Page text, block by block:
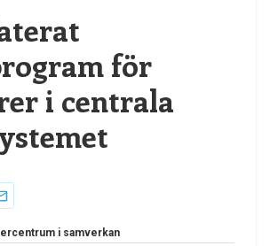
för
i centrala
i samverkan